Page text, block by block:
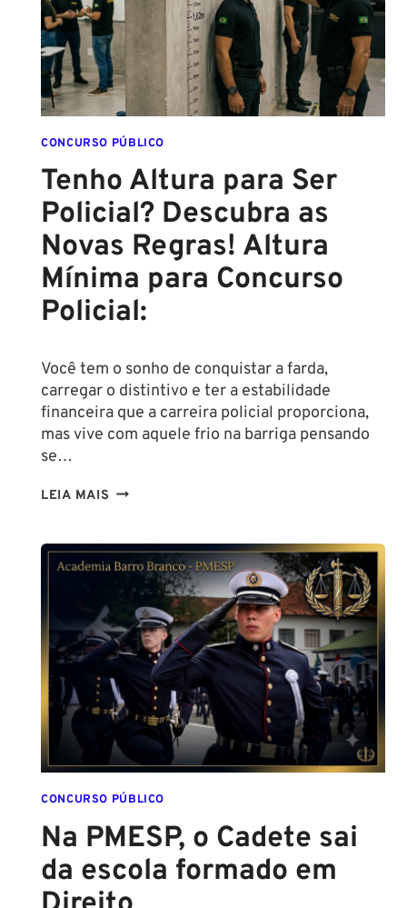
DESTE
ANO!
CONCURSO PÚBLICO
Tenho Altura para Ser
Policial? Descubra as
Novas Regras! Altura
Mínima para Concurso
Policial:
Você tem o sonho de conquistar a farda,
carregar o distintivo e ter a estabilidade
financeira que a carreira policial proporciona,
mas vive com aquele frio na barriga pensando
se…
LEIA MAIS TENHO
SER
POLICIAL?
DESCUBRA
AS
NOVAS
REGRAS!
ALTURA
MÍNIMA
PARA
CONCURSO
POLICIAL:
CONCURSO PÚBLICO
Na PMESP, o Cadete sai
da escola formado em